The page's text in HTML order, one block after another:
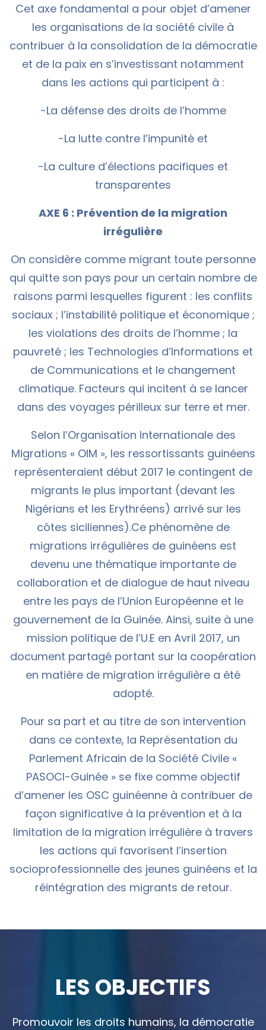
Cet axe fondamental a pour objet d’amener
les organisations de la société civile à
contribuer à la consolidation de la démocratie
et de la paix en s’investissant notamment
dans les actions qui participent à :
-La défense des droits de l’homme
-La lutte contre l’impunité et
-La culture d’élections pacifiques et
transparentes
AXE 6 : Prévention de la migration
irrégulière
On considère comme migrant toute personne
qui quitte son pays pour un certain nombre de
raisons parmi lesquelles figurent : les conflits
sociaux ; l’instabilité politique et économique ;
les violations des droits de l’homme ; la
pauvreté ; les Technologies d’Informations et
de Communications et le changement
climatique. Facteurs qui incitent à se lancer
dans des voyages périlleux sur terre et mer.
Selon l’Organisation Internationale des
Migrations « OIM », les ressortissants guinéens
représenteraient début 2017 le contingent de
migrants le plus important (devant les
Nigérians et les Erythréens) arrivé sur les
côtes siciliennes).Ce phénomène de
migrations irrégulières de guinéens est
devenu une thématique importante de
collaboration et de dialogue de haut niveau
entre les pays de l’Union Européenne et le
gouvernement de la Guinée. Ainsi, suite à une
mission politique de l’U.E en Avril 2017, un
document partagé portant sur la coopération
en matière de migration irrégulière a été
adopté.
Pour sa part et au titre de son intervention
dans ce contexte, la Représentation du
Parlement Africain de la Société Civile «
PASOCI-Guinée » se fixe comme objectif
d’amener les OSC guinéenne à contribuer de
façon significative à la prévention et à la
limitation de la migration irrégulière à travers
les actions qui favorisent l’insertion
socioprofessionnelle des jeunes guinéens et la
réintégration des migrants de retour.
LES OBJECTIFS
Promouvoir les droits humains, la démocratie